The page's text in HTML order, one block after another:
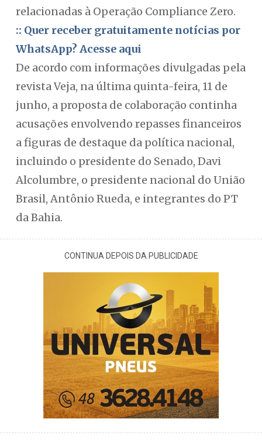
relacionadas à Operação Compliance Zero.
:: Quer receber gratuitamente notícias por
WhatsApp? Acesse aqui
De acordo com informações divulgadas pela
revista Veja, na última quinta-feira, 11 de
junho, a proposta de colaboração continha
acusações envolvendo repasses financeiros
a figuras de destaque da política nacional,
incluindo o presidente do Senado, Davi
Alcolumbre, o presidente nacional do União
Brasil, Antônio Rueda, e integrantes do PT
da Bahia.
CONTINUA DEPOIS DA PUBLICIDADE